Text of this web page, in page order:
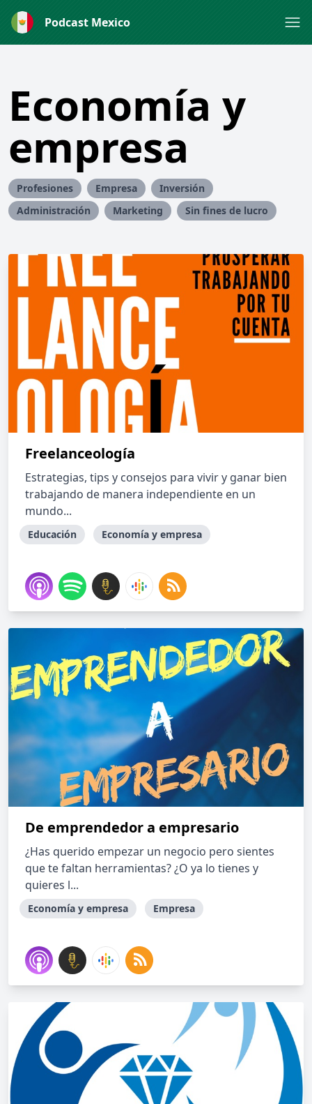
Podcast Mexico
Economía y
empresa
Profesiones Empresa
Inversión
Administración
Marketing Sin fines de lucro
Freelanceología
Estrategias, tips y consejos para vivir y ganar bien
trabajando de manera independiente en un
mundo...
Educación Economía y empresa
De emprendedor a empresario
¿Has querido empezar un negocio pero sientes
que te faltan herramientas? ¿O ya lo tienes y
quieres l...
Economía y empresa Empresa